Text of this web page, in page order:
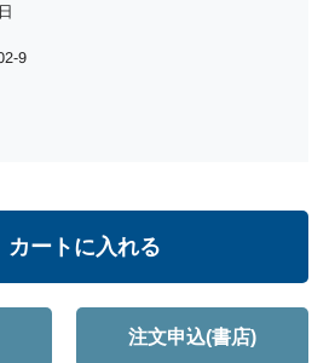
9
カートに入れる
注文申込(書店)